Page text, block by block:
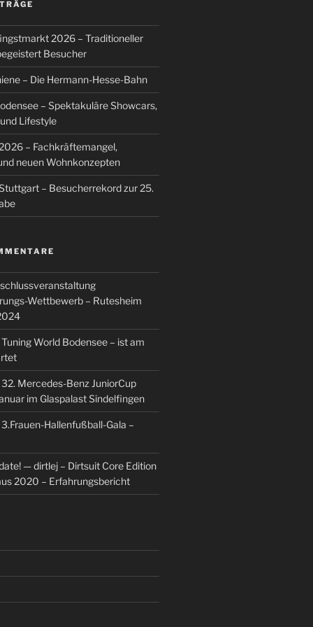
2026 – Traditioneller
Besucher
– Die Hermann-Hesse-Bahn
– Spektakuläre Showcars,
Lifestyle
– Fachkräftemangel,
neuen Wohnkonzepten
– Besucherrekord zur 25.
Wettbewerb – Rutesheim
Tuning World Bodensee – ist am
32. Mercedes-Benz JuniorCup
im Glaspalast Sindelfingen
3.Frauen-Hallenfußball-Gala –
— dirtlej – Dirtsuit Core Edition
2020 – Erfahrungsbericht